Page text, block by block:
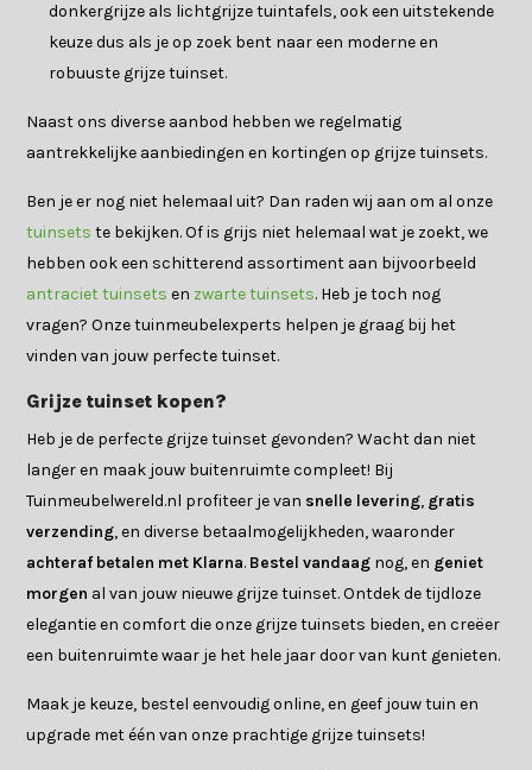
donkergrijze als lichtgrijze tuintafels, ook een uitstekende
keuze dus als je op zoek bent naar een moderne en
robuuste grijze tuinset.
Naast ons diverse aanbod hebben we regelmatig
aantrekkelijke aanbiedingen en kortingen op grijze tuinsets.
Ben je er nog niet helemaal uit? Dan raden wij aan om al onze
tuinsets te bekijken. Of is grijs niet helemaal wat je zoekt, we
hebben ook een schitterend assortiment aan bijvoorbeeld
antraciet tuinsets en zwarte tuinsets. Heb je toch nog
vragen? Onze tuinmeubelexperts helpen je graag bij het
vinden van jouw perfecte tuinset.
Grijze tuinset kopen?
Heb je de perfecte grijze tuinset gevonden? Wacht dan niet
langer en maak jouw buitenruimte compleet! Bij
Tuinmeubelwereld.nl profiteer je van snelle levering, gratis
verzending, en diverse betaalmogelijkheden, waaronder
achteraf betalen met Klarna. Bestel vandaag nog, en geniet
morgen al van jouw nieuwe grijze tuinset. Ontdek de tijdloze
elegantie en comfort die onze grijze tuinsets bieden, en creëer
een buitenruimte waar je het hele jaar door van kunt genieten.
Maak je keuze, bestel eenvoudig online, en geef jouw tuin en
upgrade met één van onze prachtige grijze tuinsets!